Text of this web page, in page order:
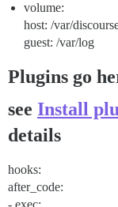
volume:
host: /var/
guest: /var/log
Plugins go
see Install
details
hooks:
after_code: